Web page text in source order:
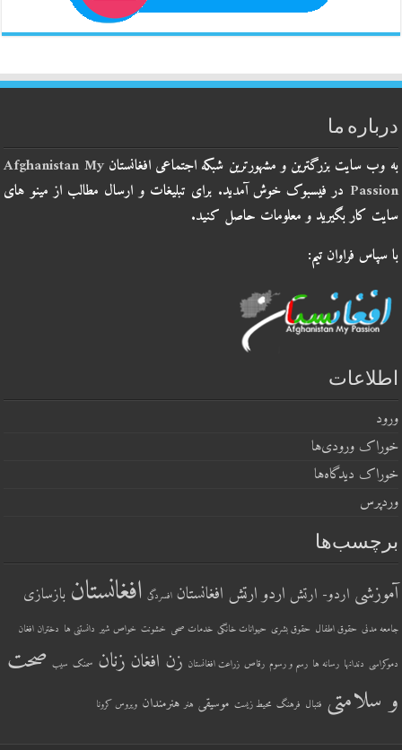
درباره ما
به وب سایت بزرگترین و مشهورترین شبکه اجتماعی افغانستانAfghanistan My
Passion در فیسبوک خوش آمدید. برای تبلیغات و ارسال مطالب از مینو های
سایت کار بگیرید و معلومات حاصل کنید.
با سپاس فراوان تیم:
اطلاعات
ورود
خوراک ورودی‌ها
خوراک دیدگاه‌ها
وردپرس
برچسب‌ها
آموزشی اردو- ارتش اردو ارتش افغانستان افسردگی افغانستان بازسازی
جامعه مدنی حقوق اطفال حقوق بشری حیوانات خانگی خدمات صحی خشونت خواص شیر دانستنی ها دختران افغان
دموکراسی دندانها رسانه ها رسم و رسوم رقاص زراعت افغانستان زن افغان زنان سمنک سیب صحت
و سلامتی فتبال فرهنگ محیط زیست موسیقی هنر هنرمندان ویروس کرونا